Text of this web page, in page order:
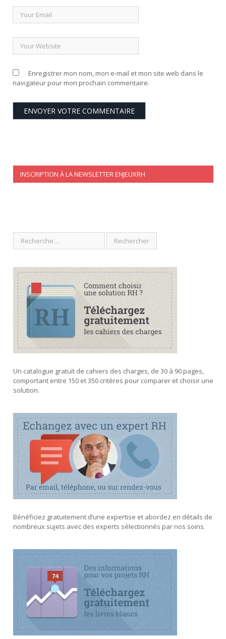
Enregistrer mon nom, mon e-mail et mon site web dans le
navigateur pour mon prochain commentaire.
INSCRIPTION À LA NEWSLETTER ENJEUXRH
Un catalogue gratuit de cahiers des charges, de 30 à 90 pages,
comportant entre 150 et 350 critères pour comparer et choisir une
solution.
Bénéficiez gratuitement d’une expertise et abordez en détails de
nombreux sujets avec des experts sélectionnés par nos soins.